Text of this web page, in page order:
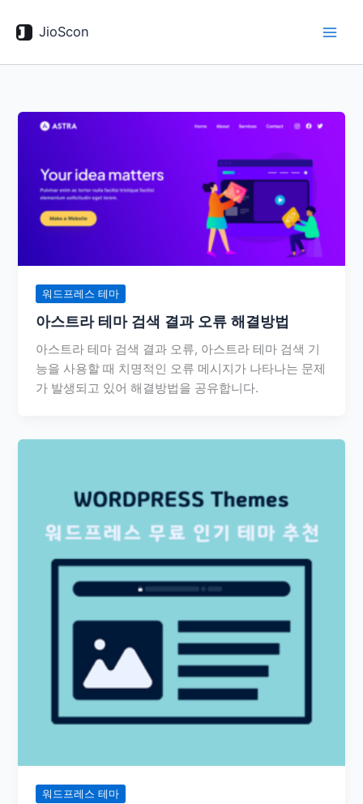
로
JioScon
워드프레스 테마
아스트라 테마 검색 결과 오류 해결방법
아스트라 테마 검색 결과 오류, 아스트라 테마 검색 기
능을 사용할 때 치명적인 오류 메시지가 나타나는 문제
가 발생되고 있어 해결방법을 공유합니다.
워드프레스 테마